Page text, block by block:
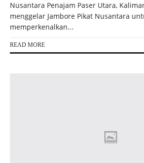
Nusantara Penajam Paser Utara,
menggelar Jambore Pikat Nusantara
memperkenalkan...
READ MORE